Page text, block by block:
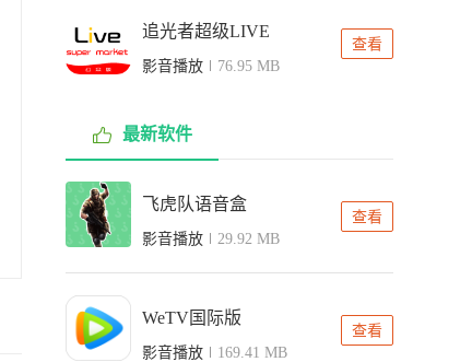
追光者超级LIVE
影音播放 76.95 MB
查看
最新软件
飞虎队语音盒
影音播放 29.92 MB
查看
WeTV国际版
影音播放 169.41 MB
查看